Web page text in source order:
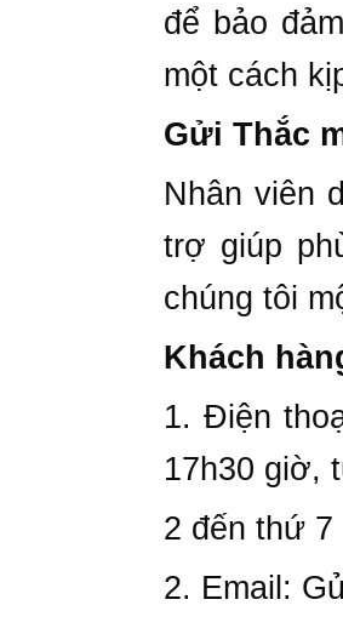
để bảo
một cách
Gửi Thắc
Nhân viên
trợ giúp
chúng tôi
Khách
1. Điện
17h30 giờ,
2 đến thứ
2. Email: